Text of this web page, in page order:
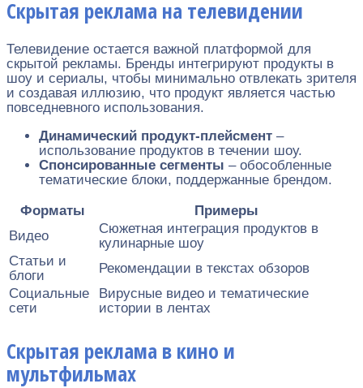
Скрытая реклама на телевидении
Телевидение остается важной платформой для
скрытой рекламы. Бренды интегрируют продукты в
шоу и сериалы, чтобы минимально отвлекать зрителя
и создавая иллюзию, что продукт является частью
повседневного использования.
Динамический продукт-плейсмент –
использование продуктов в течении шоу.
Спонсированные сегменты – обособленные
тематические блоки, поддержанные брендом.
Форматы
Примеры
Видео
Сюжетная интеграция продуктов в
кулинарные шоу
Статьи и
блоги
Рекомендации в текстах обзоров
Социальные
сети
Вирусные видео и тематические
истории в лентах
Скрытая реклама в кино и
мультфильмах